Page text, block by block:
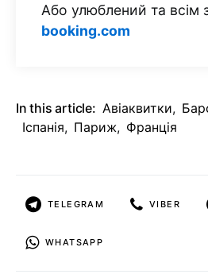
Або улюблений та всім
booking.com
In this article: Авіаквитки,
Іспанія, Париж, Франція
TELEGRAM VIBER
WHATSAPP